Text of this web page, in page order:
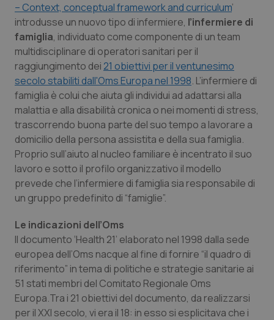
Emilia-Romagna
Friuli Venezia Giulia
Lazio
Liguria
Lombardia
Marche
Piemonte
Provincia Autonoma di Bolzano
Provincia Autonoma di Trento
Colesterolo & coronaropatie
Dermatite Atopica
Diabete & glucometri
Disturbi dell’umore
Dolore
Donna & Salute
HIV
Infezioni & Febbre
Ipertensione & Scompenso
– Context, conceptual framework and curriculum’
introdusse un nuovo tipo di infermiere, l’infermiere di
famiglia, individuato come componente di un team
multidisciplinare di operatori sanitari per il
raggiungimento dei21 obiettivi per il ventunesimo
secolo stabiliti dall'Oms Europa nel 1998. L’infermiere di
famiglia è colui che aiuta gli individui ad adattarsi alla
malattia e alla disabilità cronica o nei momenti di stress,
trascorrendo buona parte del suo tempo a lavorare a
domicilio della persona assistita e della sua famiglia.
Proprio sull’aiuto al nucleo familiare è incentrato il suo
lavoro e sotto il profilo organizzativo il modello
prevede che l’infermiere di famiglia sia responsabile di
un gruppo predefinito di “famiglie”.
Le indicazioni dell’Oms
Il documento ‘Health 21’ elaborato nel 1998 dalla sede
europea dell’Oms nacque al fine di fornire “il quadro di
riferimento” in tema di politiche e strategie sanitarie ai
51 stati membri del Comitato Regionale Oms
Europa.Tra i 21 obiettivi del documento, da realizzarsi
per il XXI secolo, vi era il 18: in esso si esplicitava che i